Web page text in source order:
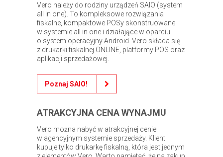
Vero należy do rodziny urządzeń SAIO (system
all in one). To kompleksowe rozwiązania
fiskalne, kompaktowe POSy skonstruowane
w systemie all in one i działające w oparciu
o system operacyjny Android. Vero składa się
z drukarki fiskalnej ONLINE, platformy POS oraz
aplikacji sprzedażowej.
Poznaj SAIO!
ATRAKCYJNA CENA WYNAJMU
Vero można nabyć w atrakcyjnej cenie
w agencyjnym systemie sprzedaży. Klient
kupuje tylko drukarkę fiskalną, która jest jednym